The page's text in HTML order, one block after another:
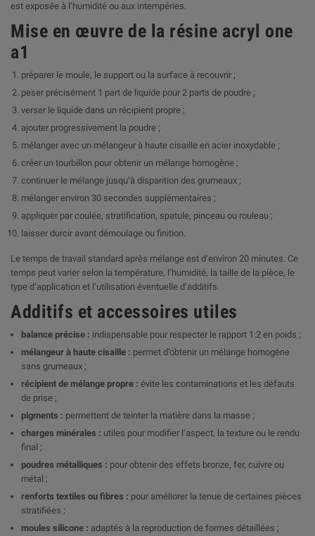
est exposée à l’humidité ou aux intempéries.
Mise en œuvre de la résine acryl one
a1
préparer le moule, le support ou la surface à recouvrir ;
peser précisément 1 part de liquide pour 2 parts de poudre ;
verser le liquide dans un récipient propre ;
ajouter progressivement la poudre ;
mélanger avec un mélangeur à haute cisaille en acier inoxydable ;
créer un tourbillon pour obtenir un mélange homogène ;
continuer le mélange jusqu’à disparition des grumeaux ;
mélanger environ 30 secondes supplémentaires ;
appliquer par coulée, stratification, spatule, pinceau ou rouleau ;
laisser durcir avant démoulage ou finition.
Le temps de travail standard après mélange est d’environ 20 minutes. Ce
temps peut varier selon la température, l’humidité, la taille de la pièce, le
type d’application et l’utilisation éventuelle d’additifs.
Additifs et accessoires utiles
balance précise : indispensable pour respecter le rapport 1:2 en poids ;
mélangeur à haute cisaille : permet d’obtenir un mélange homogène
sans grumeaux ;
récipient de mélange propre : évite les contaminations et les défauts
de prise ;
pigments : permettent de teinter la matière dans la masse ;
charges minérales : utiles pour modifier l’aspect, la texture ou le rendu
final ;
poudres métalliques : pour obtenir des effets bronze, fer, cuivre ou
métal ;
renforts textiles ou fibres : pour améliorer la tenue de certaines pièces
stratifiées ;
moules silicone : adaptés à la reproduction de formes détaillées ;